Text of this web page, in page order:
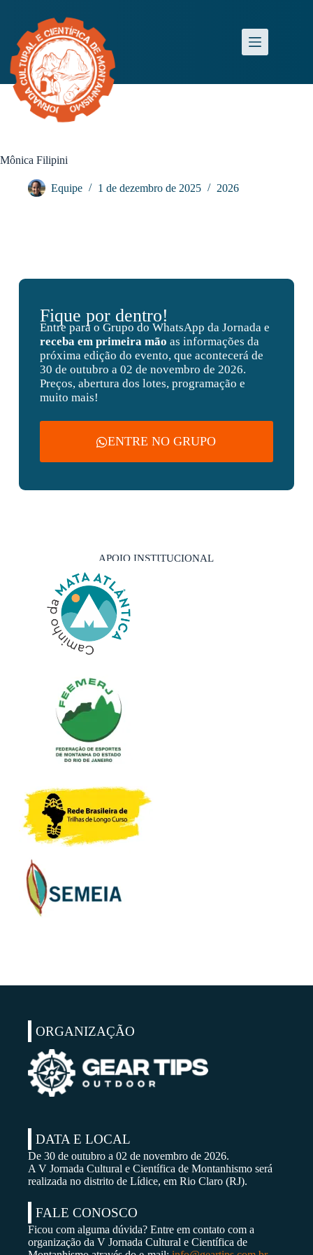
Mônica Filipini
Equipe 1 de dezembro de 2025 2026
Fique por dentro!
Entre para o Grupo do WhatsApp da Jornada e
receba em primeira mão as informações da
próxima edição do evento, que acontecerá de
30 de outubro a 02 de novembro de 2026.
Preços, abertura dos lotes, programação e
muito mais!
ENTRE NO GRUPO
APOIO INSTITUCIONAL
ORGANIZAÇÃO
DATA E LOCAL
De 30 de outubro a 02 de novembro de 2026.
A V Jornada Cultural e Científica de Montanhismo será
realizada no distrito de Lídice, em Rio Claro (RJ).
FALE CONOSCO
Ficou com alguma dúvida? Entre em contato com a
organização da V Jornada Cultural e Científica de